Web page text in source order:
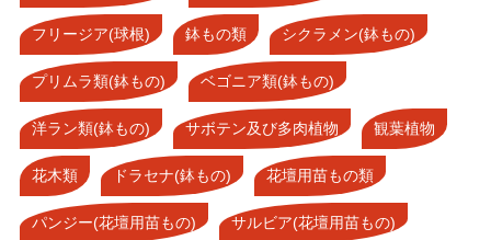
フリージア(球根) 鉢もの類 シクラメン(鉢もの)
プリムラ類(鉢もの) ベゴニア類(鉢もの)
洋ラン類(鉢もの) サボテン及び多肉植物 観葉植物
花木類 ドラセナ(鉢もの) 花壇用苗もの類
パンジー(花壇用苗もの) サルビア(花壇用苗もの)